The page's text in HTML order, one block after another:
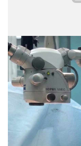
02.08.2026 № 29
Травма из-за
от 13 декабря 2017
Выдано